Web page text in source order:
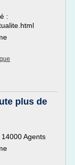
:
plus de
Agents